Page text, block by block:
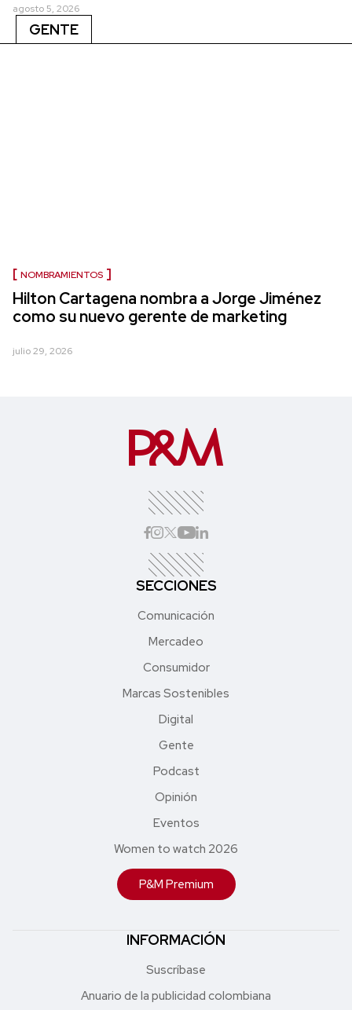
agosto 5, 2026
GENTE
NOMBRAMIENTOS
Hilton Cartagena nombra a Jorge Jiménez
como su nuevo gerente de marketing
julio 29, 2026
SECCIONES
Comunicación
Mercadeo
Consumidor
Marcas Sostenibles
Digital
Gente
Podcast
Opinión
Eventos
Women to watch 2026
P&M Premium
INFORMACIÓN
Suscríbase
Anuario de la publicidad colombiana